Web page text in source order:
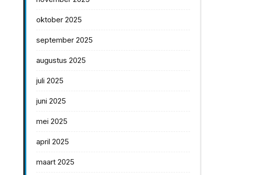
oktober 2025
september 2025
augustus 2025
juli 2025
juni 2025
mei 2025
april 2025
maart 2025